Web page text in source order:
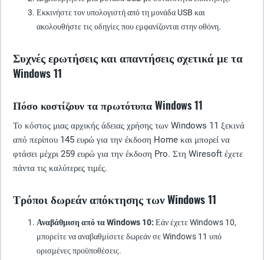
Εκκινήστε τον υπολογιστή από τη μονάδα USB και
ακολουθήστε τις οδηγίες που εμφανίζονται στην οθόνη.
Συχνές ερωτήσεις και απαντήσεις σχετικά με τα
Windows 11
Πόσο κοστίζουν τα πρωτότυπα Windows 11
Το κόστος μιας αρχικής άδειας χρήσης των Windows 11 ξεκινά
από περίπου 145 ευρώ για την έκδοση Home και μπορεί να
φτάσει μέχρι 259 ευρώ για την έκδοση Pro. Στη Wiresoft έχετε
πάντα τις καλύτερες τιμές.
Τρόποι δωρεάν απόκτησης των Windows 11
Αναβάθμιση από τα Windows 10: Εάν έχετε Windows 10,
μπορείτε να αναβαθμίσετε δωρεάν σε Windows 11 υπό
ορισμένες προϋποθέσεις.